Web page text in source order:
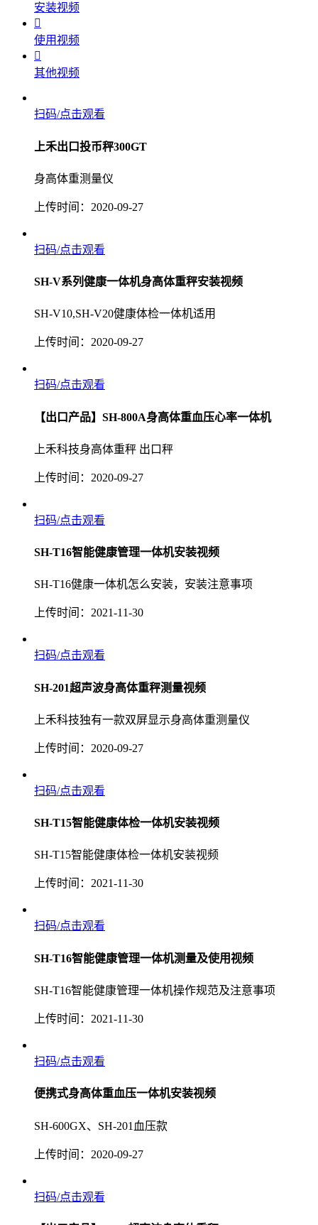
安装视频

使用视频

其他视频
扫码/点击观看
上禾出口投币秤300GT
身高体重测量仪
上传时间：2020-09-27
扫码/点击观看
SH-V系列健康一体机身高体重秤安装视频
SH-V10,SH-V20健康体检一体机适用
上传时间：2020-09-27
扫码/点击观看
【出口产品】SH-800A身高体重血压心率一体机
上禾科技身高体重秤 出口秤
上传时间：2020-09-27
扫码/点击观看
SH-T16智能健康管理一体机安装视频
SH-T16健康一体机怎么安装，安装注意事项
上传时间：2021-11-30
扫码/点击观看
SH-201超声波身高体重秤测量视频
上禾科技独有一款双屏显示身高体重测量仪
上传时间：2020-09-27
扫码/点击观看
SH-T15智能健康体检一体机安装视频
SH-T15智能健康体检一体机安装视频
上传时间：2021-11-30
扫码/点击观看
SH-T16智能健康管理一体机测量及使用视频
SH-T16智能健康管理一体机操作规范及注意事项
上传时间：2021-11-30
扫码/点击观看
便携式身高体重血压一体机安装视频
SH-600GX、SH-201血压款
上传时间：2020-09-27
扫码/点击观看